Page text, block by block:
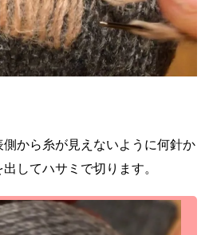
から糸が見えないように何針か
してハサミで切ります。